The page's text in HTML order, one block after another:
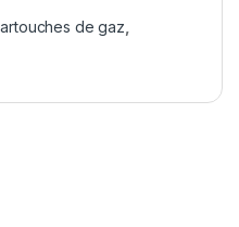
de gaz